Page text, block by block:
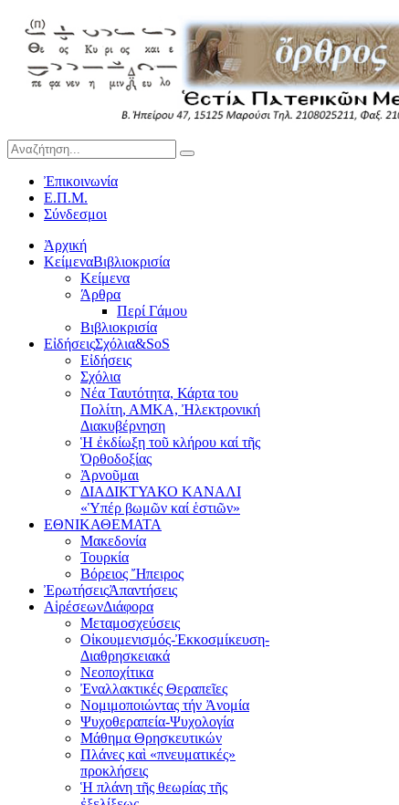
Ἐπικοινωνία
Ε.Π.Μ.
Σύνδεσμοι
Ἀρχική
ΚείμεναΒιβλιοκρισία
Κείμενα
Άρθρα
Περί Γάμου
Βιβλιοκρισία
ΕἰδήσειςΣχόλια&SoS
Εἰδήσεις
Σχόλια
Νέα Ταυτότητα, Κάρτα του
Πολίτη, ΑΜΚΑ, Ἠλεκτρονική
Διακυβέρνηση
Ἡ ἐκδίωξη τοῦ κλήρου καί τῆς
Ὀρθοδοξίας
Ἀρνοῦμαι
ΔΙΑΔΙΚΤΥΑΚΟ ΚΑΝΑΛΙ
«Ὑπέρ βωμῶν καί ἑστιῶν»
ΕΘΝΙΚΑΘΕΜΑΤΑ
Μακεδονία
Τουρκία
Βόρειος Ἤπειρος
ἘρωτήσειςἈπαντήσεις
ΑἱρέσεωνΔιάφορα
Μεταμοσχεύσεις
Οἰκουμενισμός-Ἐκκοσμίκευση-
Διαθρησκειακά
Νεοποχίτικα
Ἐναλλακτικές Θεραπεῖες
Νομιμοποιώντας τήν Ἀνομία
Ψυχοθεραπεία-Ψυχολογία
Μάθημα Θρησκευτικών
Πλάνες καὶ «πνευματικές»
προκλήσεις
Ἡ πλάνη τῆς θεωρίας τῆς